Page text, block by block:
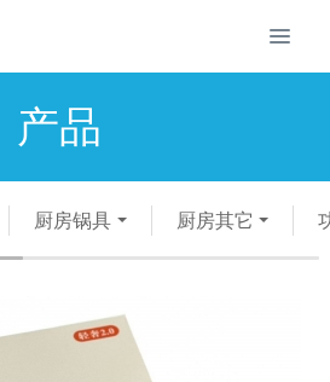
产品
厨房锅具 厨房其它